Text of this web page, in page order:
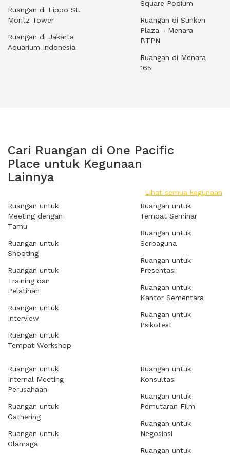
Ruangan di Lippo St.
Moritz Tower
Ruangan di Jakarta
Aquarium Indonesia
Square Podium
Ruangan di Sunken
Plaza - Menara
BTPN
Ruangan di Menara
165
Cari Ruangan di One Pacific
Place untuk Kegunaan
Lainnya
Lihat semua kegunaan
Ruangan untuk
Meeting dengan
Tamu
Ruangan untuk
Shooting
Ruangan untuk
Training dan
Pelatihan
Ruangan untuk
Interview
Ruangan untuk
Tempat Workshop
Ruangan untuk
Tempat Seminar
Ruangan untuk
Serbaguna
Ruangan untuk
Presentasi
Ruangan untuk
Kantor Sementara
Ruangan untuk
Psikotest
Ruangan untuk
Internal Meeting
Perusahaan
Ruangan untuk
Gathering
Ruangan untuk
Olahraga
Ruangan untuk
Konsultasi
Ruangan untuk
Pemutaran Film
Ruangan untuk
Negosiasi
Ruangan untuk